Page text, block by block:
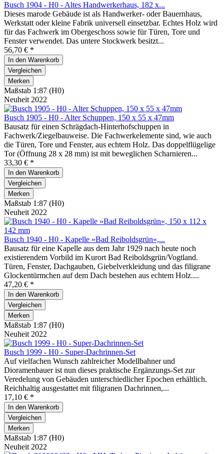
Busch 1904 - H0 - Altes Handwerkerhaus, 182 x...
Dieses marode Gebäude ist als Handwerker- oder Bauernhaus,
Werkstatt oder kleine Fabrik universell einsetzbar. Echtes Holz wird
für das Fachwerk im Obergeschoss sowie für Türen, Tore und
Fenster verwendet. Das untere Stockwerk besitzt...
56,70 € *
In den Warenkorb
Vergleichen
Merken
Maßstab 1:87 (H0)
Neuheit 2022
Busch 1905 - H0 - Alter Schuppen, 150 x 55 x 47mm
Bausatz für einen Schrägdach-Hinterhofschuppen in
Fachwerk/Ziegelbauweise. Die Fachwerkelemente sind, wie auch
die Türen, Tore und Fenster, aus echtem Holz. Das doppelflügelige
Tor (Öffnung 28 x 28 mm) ist mit beweglichen Scharnieren...
33,30 € *
In den Warenkorb
Vergleichen
Merken
Maßstab 1:87 (H0)
Neuheit 2022
Busch 1940 - H0 - Kapelle »Bad Reiboldsgrün«,...
Bausatz für eine Kapelle aus dem Jahr 1929 nach heute noch
existierendem Vorbild im Kurort Bad Reiboldsgrün/Vogtland.
Türen, Fenster, Dachgauben, Giebelverkleidung und das filigrane
Glockentürmchen auf dem Dach bestehen aus echtem Holz....
47,20 € *
In den Warenkorb
Vergleichen
Merken
Maßstab 1:87 (H0)
Neuheit 2022
Busch 1999 - H0 - Super-Dachrinnen-Set
Auf vielfachen Wunsch zahlreicher Modellbahner und
Dioramenbauer ist nun dieses praktische Ergänzungs-Set zur
Veredelung von Gebäuden unterschiedlicher Epochen erhältlich.
Reichhaltig ausgestattet mit filigranen Dachrinnen,...
17,10 € *
In den Warenkorb
Vergleichen
Merken
Maßstab 1:87 (H0)
Neuheit 2022